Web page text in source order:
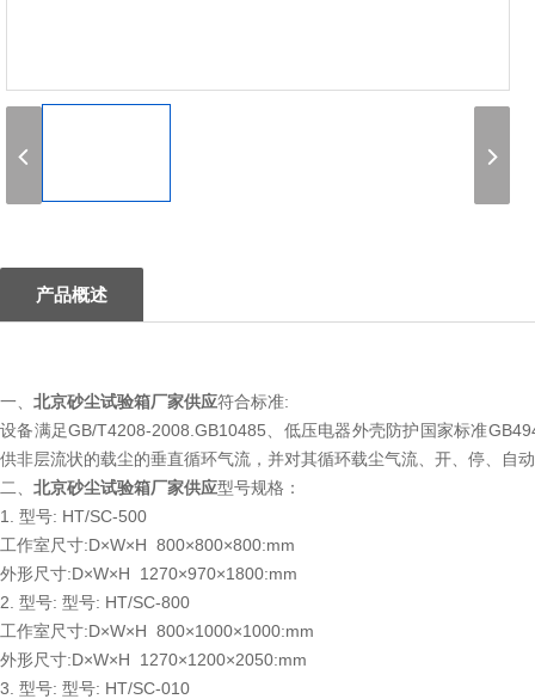
产品概述
一、 北京砂尘试验箱厂家供应符合标准:
设备满足GB/T4208-2008.GB10485、低压电器外壳防护国家标准
供非层流状的载尘的垂直循环气流，并对其循环载尘气流、开、停、自
二、 北京砂尘试验箱厂家供应型号规格：
1. 型号: HT/SC-500
工作室尺寸:D×W×H 800×800×800:mm
外形尺寸:D×W×H 1270×970×1800:mm
2. 型号: 型号: HT/SC-800
工作室尺寸:D×W×H 800×1000×1000:mm
外形尺寸:D×W×H 1270×1200×2050:mm
3. 型号: 型号: HT/SC-010